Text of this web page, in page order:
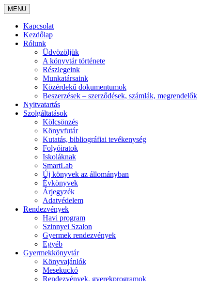
MENU
Kapcsolat
Kezdőlap
Rólunk
Üdvözöljük
A könyvtár története
Részlegeink
Munkatársaink
Közérdekű dokumentumok
Beszerzések – szerződések, számlák, megrendelők
Nyitvatartás
Szolgáltatások
Kölcsönzés
Könyvfutár
Kutatás, bibliográfiai tevékenység
Folyóiratok
Iskoláknak
SmartLab
Új könyvek az állományban
Évkönyvek
Árjegyzék
Adatvédelem
Rendezvények
Havi program
Szinnyei Szalon
Gyermek rendezvények
Egyéb
Gyermekkönyvtár
Könyvajánlók
Mesekuckó
Rendezvények, gyerekprogramok